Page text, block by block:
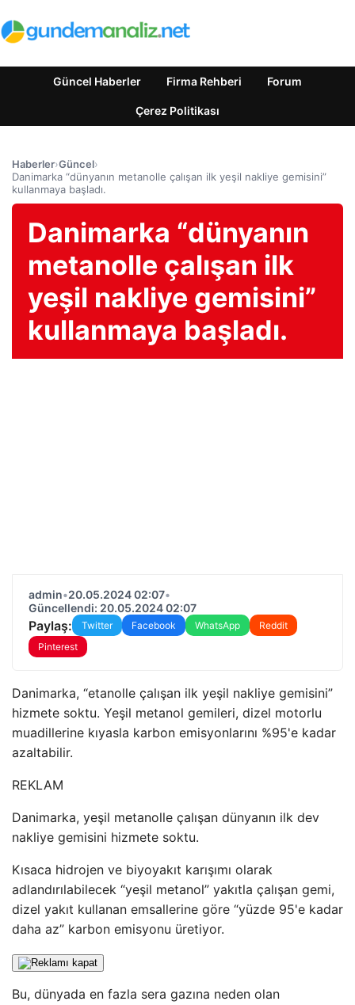
Güncel Haberler Firma Rehberi Forum
Çerez Politikası
Haberler›Güncel›
Danimarka “dünyanın metanolle çalışan ilk yeşil nakliye gemisini”
kullanmaya başladı.
Danimarka “dünyanın
metanolle çalışan ilk
yeşil nakliye gemisini”
kullanmaya başladı.
admin•20.05.2024 02:07•
Güncellendi: 20.05.2024 02:07
Paylaş: Twitter Facebook WhatsApp
Reddit
Pinterest
Danimarka, “etanolle çalışan ilk yeşil nakliye gemisini”
hizmete soktu. Yeşil metanol gemileri, dizel motorlu
muadillerine kıyasla karbon emisyonlarını %95'e kadar
azaltabilir.
REKLAM
Danimarka, yeşil metanolle çalışan dünyanın ilk dev
nakliye gemisini hizmete soktu.
Kısaca hidrojen ve biyoyakıt karışımı olarak
adlandırılabilecek “yeşil metanol” yakıtla çalışan gemi,
dizel yakıt kullanan emsallerine göre “yüzde 95'e kadar
daha az” karbon emisyonu üretiyor.
Bu, dünyada en fazla sera gazına neden olan